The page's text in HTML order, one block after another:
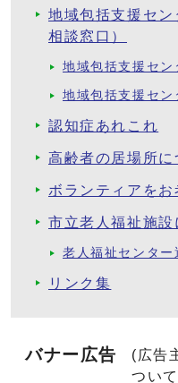
地域包括支援セ
相談窓口）
地域包括支援セン
地域包括支援セン
認知症あれこれ
高齢者の居場所に
ボランティアをお
市立老人福祉施設
老人福祉センター
リンク集
バナー広告
(広告
つい